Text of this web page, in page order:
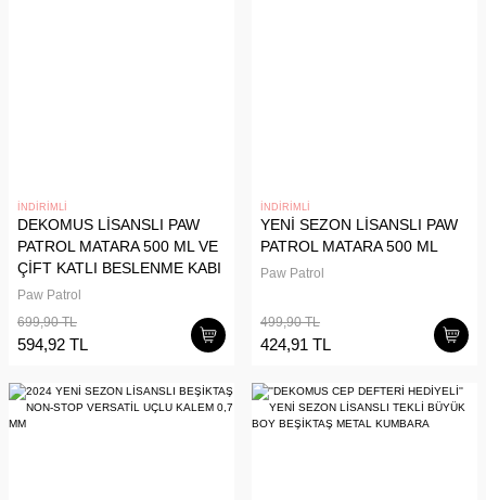
İNDİRİMLİ
DEKOMUS LİSANSLI PAW
PATROL MATARA 500 ML VE
ÇİFT KATLI BESLENME KABI
SETİ
Paw Patrol
699,90 TL
594,92 TL
İNDİRİMLİ
YENİ SEZON LİSANSLI PAW
PATROL MATARA 500 ML
Paw Patrol
499,90 TL
424,91 TL